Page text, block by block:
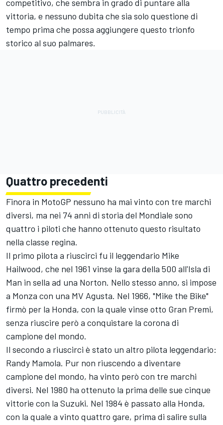
competitivo, che sembra in grado di puntare alla
vittoria, e nessuno dubita che sia solo questione di
tempo prima che possa aggiungere questo trionfo
storico al suo palmares.
Quattro precedenti
Finora in MotoGP nessuno ha mai vinto con tre marchi
diversi, ma nei 74 anni di storia del Mondiale sono
quattro i piloti che hanno ottenuto questo risultato
nella classe regina.
Il primo pilota a riuscirci fu il leggendario Mike
Hailwood, che nel 1961 vinse la gara della 500 all'Isla di
Man in sella ad una Norton. Nello stesso anno, si impose
a Monza con una MV Agusta. Nel 1966, "Mike the Bike"
firmò per la Honda, con la quale vinse otto Gran Premi,
senza riuscire però a conquistare la corona di
campione del mondo.
Il secondo a riuscirci è stato un altro pilota leggendario:
Randy Mamola. Pur non riuscendo a diventare
campione del mondo, ha vinto però con tre marchi
diversi. Nel 1980 ha ottenuto la prima delle sue cinque
vittorie con la Suzuki. Nel 1984 è passato alla Honda,
con la quale a vinto quattro gare, prima di salire sulla